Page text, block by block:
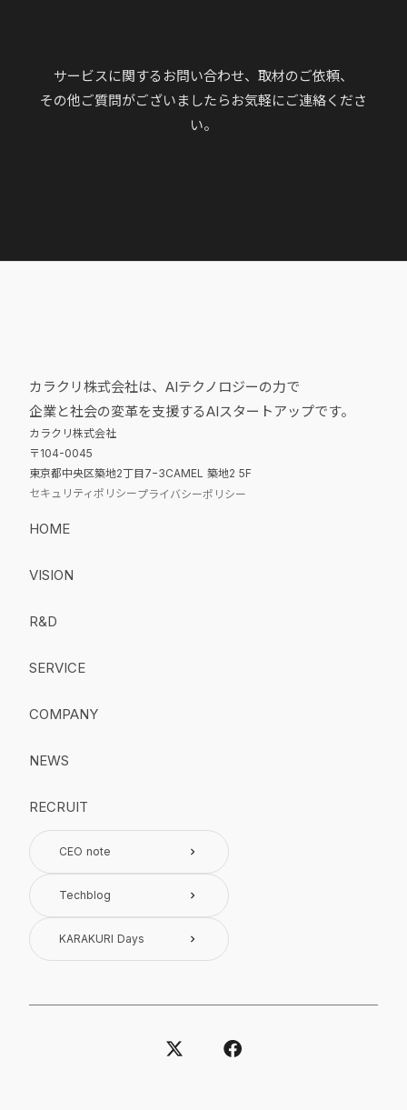
サービスに関するお問い合わせ、取材のご依頼、
その他ご質問がございましたらお気軽にご連絡くださ
い。
カラクリ株式会社は、AIテクノロジーの力で
企業と社会の変革を支援するAIスタートアップです。
カラクリ株式会社
〒104-0045
東京都中央区築地2丁目7−3CAMEL 築地2 5F
セキュリティポリシープライバシーポリシー
HOME
VISION
R&D
SERVICE
COMPANY
NEWS
RECRUIT
CEO note keyboard_arrow_right
Techblog keyboard_arrow_right
KARAKURI Days keyboard_arrow_right